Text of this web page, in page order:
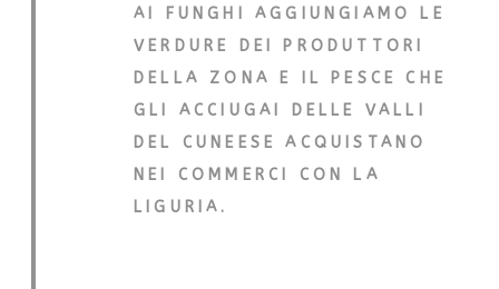
AI FUNGHI AGGIUNGIAMO LE
VERDURE DEI PRODUTTORI
DELLA ZONA E IL PESCE CHE
GLI ACCIUGAI DELLE VALLI
DEL CUNEESE ACQUISTANO
NEI COMMERCI CON LA
LIGURIA.